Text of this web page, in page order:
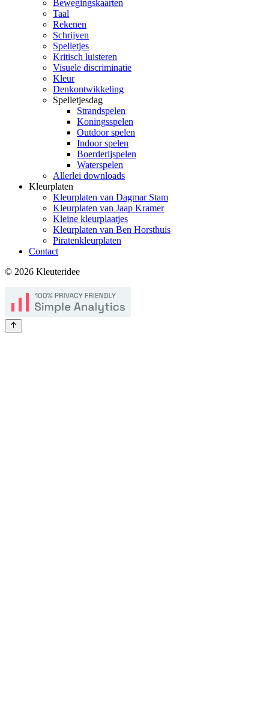
Bewegingskaarten
Taal
Rekenen
Schrijven
Spelletjes
Kritisch luisteren
Visuele discriminatie
Kleur
Denkontwikkeling
Spelletjesdag
Strandspelen
Koningsspelen
Outdoor spelen
Indoor spelen
Boerderijspelen
Waterspelen
Allerlei downloads
Kleurplaten
Kleurplaten van Dagmar Stam
Kleurplaten van Jaap Kramer
Kleine kleurplaatjes
Kleurplaten van Ben Horsthuis
Piratenkleurplaten
Contact
© 2026 Kleuteridee